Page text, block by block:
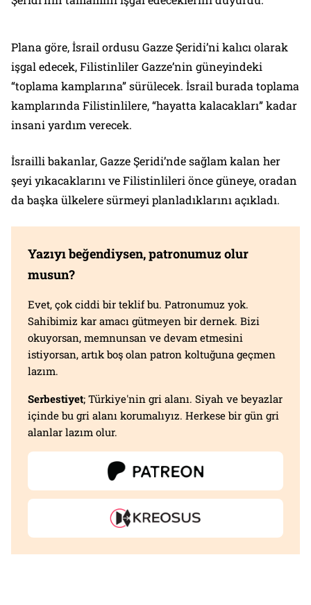
Plana göre, İsrail ordusu Gazze Şeridi’ni kalıcı olarak
işgal edecek, Filistinliler Gazze’nin güneyindeki
“toplama kamplarına” sürülecek. İsrail burada toplama
kamplarında Filistinlilere, “hayatta kalacakları” kadar
insani yardım verecek.
İsrailli bakanlar, Gazze Şeridi’nde sağlam kalan her
şeyi yıkacaklarını ve Filistinlileri önce güneye, oradan
da başka ülkelere sürmeyi planladıklarını açıkladı.
Yazıyı beğendiysen, patronumuz olur
musun?
Evet, çok ciddi bir teklif bu. Patronumuz yok.
Sahibimiz kar amacı gütmeyen bir dernek. Bizi
okuyorsan, memnunsan ve devam etmesini
istiyorsan, artık boş olan patron koltuğuna geçmen
lazım.
Serbestiyet; Türkiye'nin gri alanı. Siyah ve beyazlar
içinde bu gri alanı korumalıyız. Herkese bir gün gri
alanlar lazım olur.